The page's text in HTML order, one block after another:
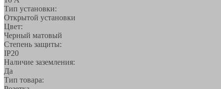
Тип установки:
Открытой установки
Цвет:
Черный матовый
Степень защиты:
IP20
Наличие заземления:
Да
Тип товара: